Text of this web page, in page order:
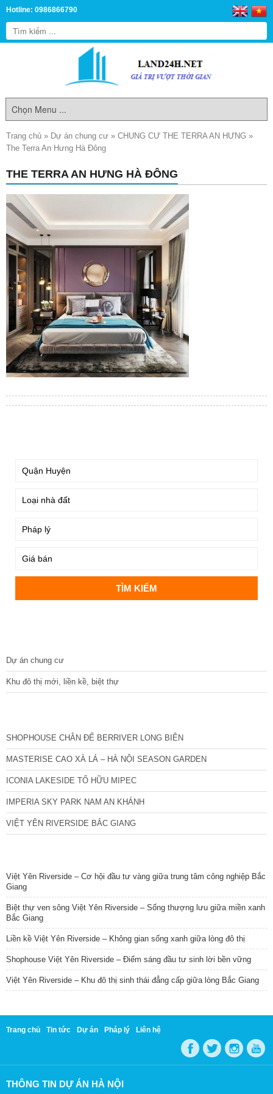
Hotline: 0986866790
Trang chủ » Dự án chung cư » CHUNG CƯ THE TERRA AN HƯNG »
The Terra An Hưng Hà Đông
THE TERRA AN HƯNG HÀ ĐÔNG
Dự án chung cư
Khu đô thị mới, liền kề, biệt thự
SHOPHOUSE CHÂN ĐẾ BERRIVER LONG BIÊN
MASTERISE CAO XÀ LÁ – HÀ NỘI SEASON GARDEN
ICONIA LAKESIDE TỐ HỮU MIPEC
IMPERIA SKY PARK NAM AN KHÁNH
VIỆT YÊN RIVERSIDE BẮC GIANG
Việt Yên Riverside – Cơ hội đầu tư vàng giữa trung tâm công nghiệp Bắc
Giang
Biệt thự ven sông Việt Yên Riverside – Sống thượng lưu giữa miền xanh
Bắc Giang
Liền kề Việt Yên Riverside – Không gian sống xanh giữa lòng đô thị
Shophouse Việt Yên Riverside – Điểm sáng đầu tư sinh lời bền vững
Việt Yên Riverside – Khu đô thị sinh thái đẳng cấp giữa lòng Bắc Giang
Trang chủ Tin tức Dự án Pháp lý Liên hệ
THÔNG TIN DỰ ÁN HÀ NỘI